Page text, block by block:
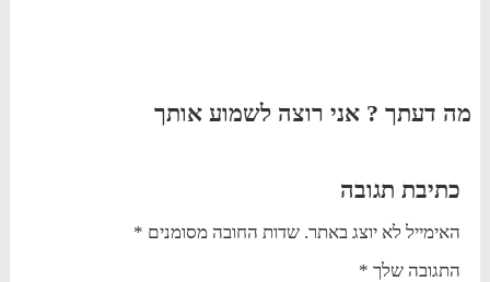
מה דעתך ? אני רוצה לשמוע אותך
כתיבת תגובה
האימייל לא יוצג באתר. שדות החובה מסומנים *
התגובה שלך *